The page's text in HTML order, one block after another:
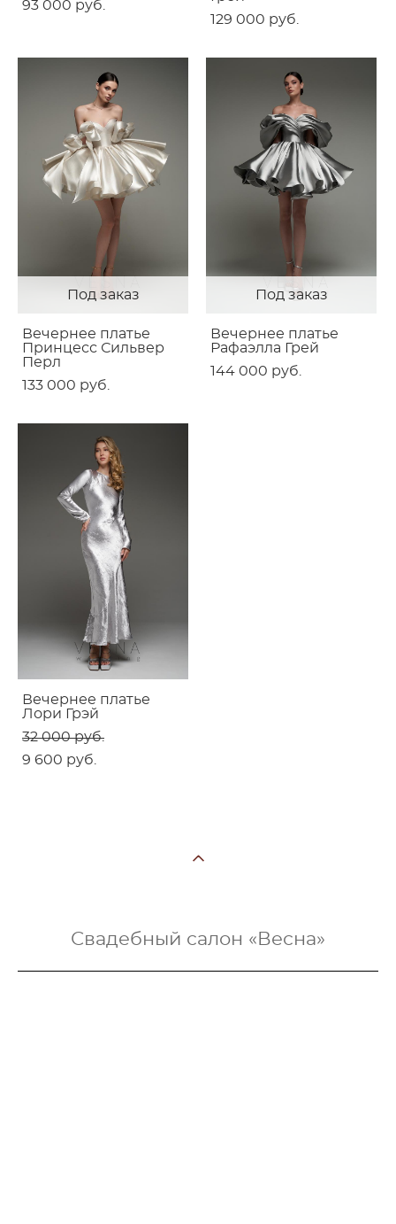
93 000 pуб.
129 000 pуб.
Под заказ
Вечернее платье
Принцесс Сильвер
Перл
133 000 pуб.
Под заказ
Вечернее платье
Рафаэлла Грей
144 000 pуб.
Вечернее платье
Лори Грэй
32 000 pуб.
9 600 pуб.
Свадебный салон «Весна»